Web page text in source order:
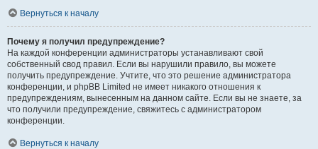
Вернуться к началу
Почему я получил предупреждение?
На каждой конференции администраторы устанавливают свой
собственный свод правил. Если вы нарушили правило, вы можете
получить предупреждение. Учтите, что это решение администратора
конференции, и phpBB Limited не имеет никакого отношения к
предупреждениям, вынесенным на данном сайте. Если вы не знаете, за
что получили предупреждение, свяжитесь с администратором
конференции.
Вернуться к началу